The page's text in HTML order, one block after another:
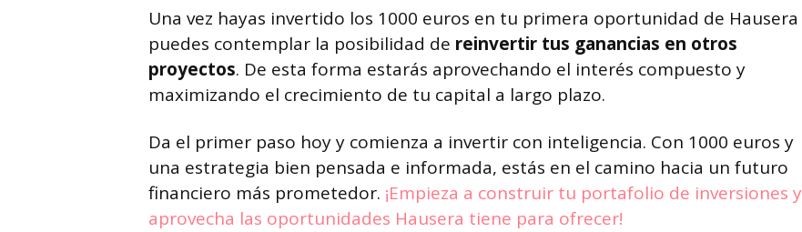
Una vez hayas invertido los 1000 euros en tu primera oportunidad de Hausera
puedes contemplar la posibilidad de reinvertir tus ganancias en otros
proyectos. De esta forma estarás aprovechando el interés compuesto y
maximizando el crecimiento de tu capital a largo plazo.
Da el primer paso hoy y comienza a invertir con inteligencia. Con 1000 euros y
una estrategia bien pensada e informada, estás en el camino hacia un futuro
financiero más prometedor. ¡Empieza a construir tu portafolio de inversiones y
aprovecha las oportunidades Hausera tiene para ofrecer!